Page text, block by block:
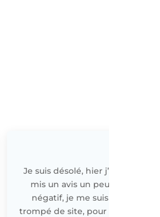
Je suis désolé, hier j’ai
mis un avis un peu
négatif, je me suis
trompé de site, pour off